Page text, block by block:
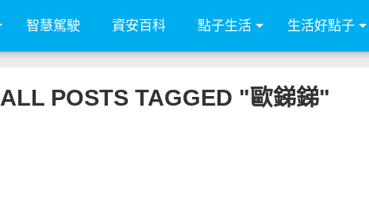
智慧駕駛 資安百科 點子生活 生活好點子
ALL POSTS TAGGED "歐銻銻"